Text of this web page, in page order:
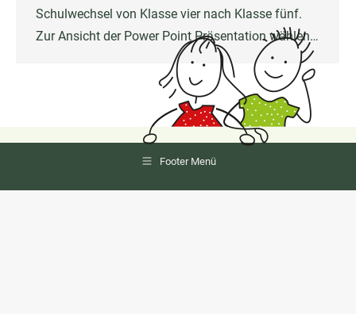
Schulwechsel von Klasse vier nach Klasse fünf.
Zur Ansicht der Power Point Präsentation wählen…
Footer Menü